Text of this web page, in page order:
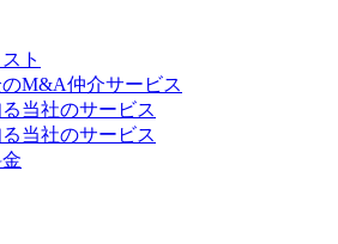
ト
M&A仲介サービス
当社のサービス
当社のサービス